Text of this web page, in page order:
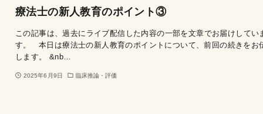
療法士の新人教育のポイント③
この記事は、過去にライブ配信した内容の一部を文章でお届けしてい
す。 本日は療法士の新人教育のポイントについて、前回の続きをお
します。 &nb…
2025年6月9日 臨床推論・評価